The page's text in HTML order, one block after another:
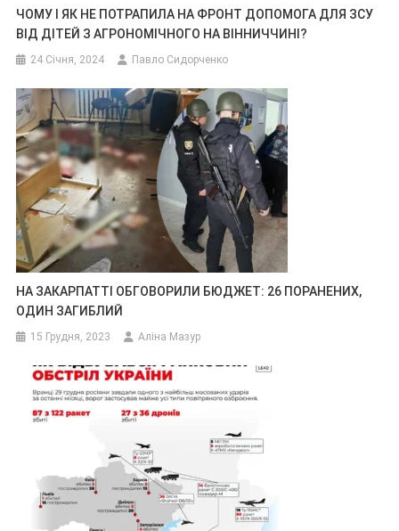
ЧОМУ І ЯК НЕ ПОТРАПИЛА НА ФРОНТ ДОПОМОГА ДЛЯ ЗСУ
ВІД ДІТЕЙ З АГРОНОМІЧНОГО НА ВІННИЧЧИНІ?
24 Січня, 2024 Павло Сидорченко
НА ЗАКАРПАТТІ ОБГОВОРИЛИ БЮДЖЕТ: 26 ПОРАНЕНИХ,
ОДИН ЗАГИБЛИЙ
15 Грудня, 2023 Аліна Мазур